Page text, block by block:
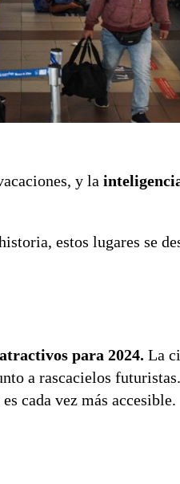
y la
estos lugares se
para 2024. La
a rascacielos
cada vez más accesible.